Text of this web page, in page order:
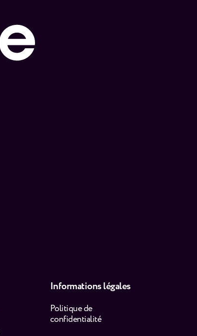
Informations légales
Politique de
confidentialité